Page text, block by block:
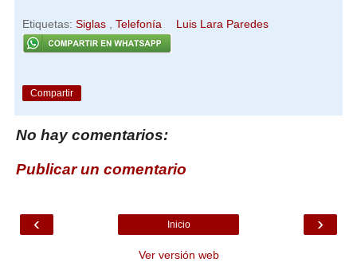
Etiquetas: Siglas Telefonía Luis Lara Paredes
Compartir
No hay comentarios:
Publicar un comentario
‹ ›
Inicio
Ver versión web